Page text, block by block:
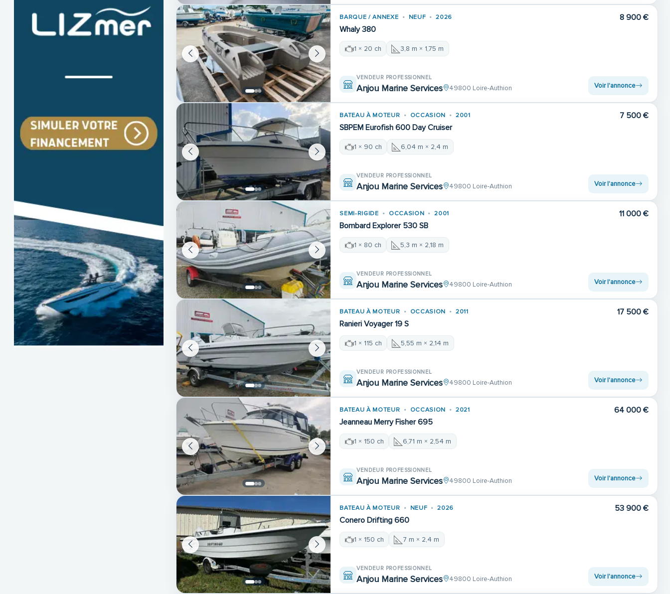
BARQUE / ANNEXE NEUF 2026
Whaly 380
8 900 €
1 × 20 ch 3,8 m × 1,75 m
VENDEUR PROFESSIONNEL
Anjou Marine Services 49800 Loire-Authion Voir l'annonce
BATEAU À MOTEUR OCCASION 2001
SBPEM Eurofish 600 Day Cruiser
7 500 €
1 × 90 ch 6,04 m × 2,4 m
VENDEUR PROFESSIONNEL
Anjou Marine Services 49800 Loire-Authion Voir l'annonce
SEMI-RIGIDE OCCASION 2001
Bombard Explorer 530 SB
11 000 €
1 × 80 ch 5,3 m × 2,18 m
VENDEUR PROFESSIONNEL
Anjou Marine Services 49800 Loire-Authion Voir l'annonce
BATEAU À MOTEUR OCCASION 2011
Ranieri Voyager 19 S
17 500 €
1 × 115 ch 5,55 m × 2,14 m
VENDEUR PROFESSIONNEL
Anjou Marine Services 49800 Loire-Authion Voir l'annonce
BATEAU À MOTEUR OCCASION 2021
Jeanneau Merry Fisher 695
64 000 €
1 × 150 ch 6,71 m × 2,54 m
VENDEUR PROFESSIONNEL
Anjou Marine Services 49800 Loire-Authion Voir l'annonce
BATEAU À MOTEUR NEUF 2026
Conero Drifting 660
53 900 €
1 × 150 ch 7 m × 2,4 m
VENDEUR PROFESSIONNEL
Anjou Marine Services 49800 Loire-Authion Voir l'annonce